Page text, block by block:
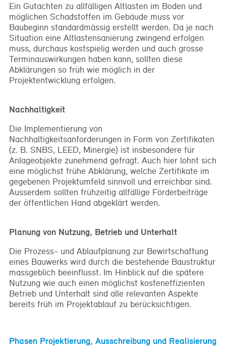
Ein Gutachten zu allfälligen Altlasten im Boden und
möglichen Schadstoffen im Gebäude muss vor
Baubeginn standardmässig erstellt werden. Da je nach
Situation eine Altlastensanierung zwingend erfolgen
muss, durchaus kostspielig werden und auch grosse
Terminauswirkungen haben kann, sollten diese
Abklärungen so früh wie möglich in der
Projektentwicklung erfolgen.
Nachhaltigkeit
Die Implementierung von
Nachhaltigkeitsanforderungen in Form von Zertifikaten
(z. B. SNBS, LEED, Minergie) ist insbesondere für
Anlageobjekte zunehmend gefragt. Auch hier lohnt sich
eine möglichst frühe Abklärung, welche Zertifikate im
gegebenen Projektumfeld sinnvoll und erreichbar sind.
Ausserdem sollten frühzeitig allfällige Förderbeiträge
der öffentlichen Hand abgeklärt werden.
Planung von Nutzung, Betrieb und Unterhalt
Die Prozess- und Ablaufplanung zur Bewirtschaftung
eines Bauwerks wird durch die bestehende Baustruktur
massgeblich beeinflusst. Im Hinblick auf die spätere
Nutzung wie auch einen möglichst kosteneffizienten
Betrieb und Unterhalt sind alle relevanten Aspekte
bereits früh im Projektablauf zu berücksichtigen.
Phasen Projektierung, Ausschreibung und Realisierung